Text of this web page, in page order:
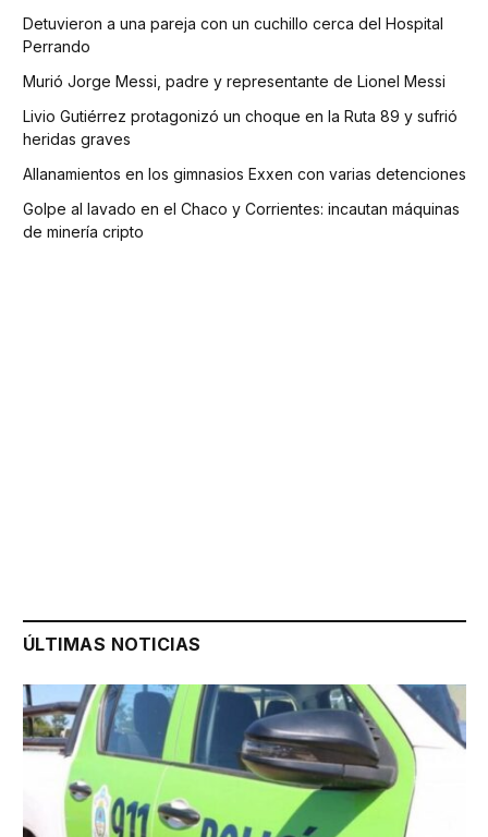
Detuvieron a una pareja con un cuchillo cerca del Hospital
Perrando
Murió Jorge Messi, padre y representante de Lionel Messi
Livio Gutiérrez protagonizó un choque en la Ruta 89 y sufrió
heridas graves
Allanamientos en los gimnasios Exxen con varias detenciones
Golpe al lavado en el Chaco y Corrientes: incautan máquinas
de minería cripto
ÚLTIMAS NOTICIAS